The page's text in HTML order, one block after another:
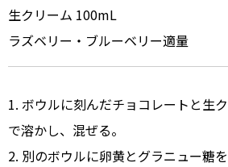
生クリーム 100mL
ラズベリー・ブルーベリー適量
1. ボウルに刻んだチョコレートと生
で溶かし、混ぜる。
2. 別のボウルに卵黄とグラニュー糖